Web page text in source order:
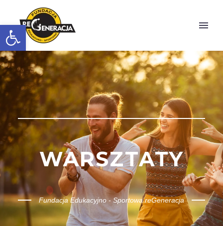
Otwórz pasek narzędzi
WARSZTATY
Fundacja Edukacyjno - Sportowa reGeneracja